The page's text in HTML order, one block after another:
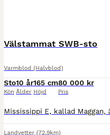
Välstammat SWB-sto
Varmblod (Halvblod)
Sto
Kön
10 år
Ålder
165 cm
Höjd
80 000 kr
Pris
Landvetter (72.9km)